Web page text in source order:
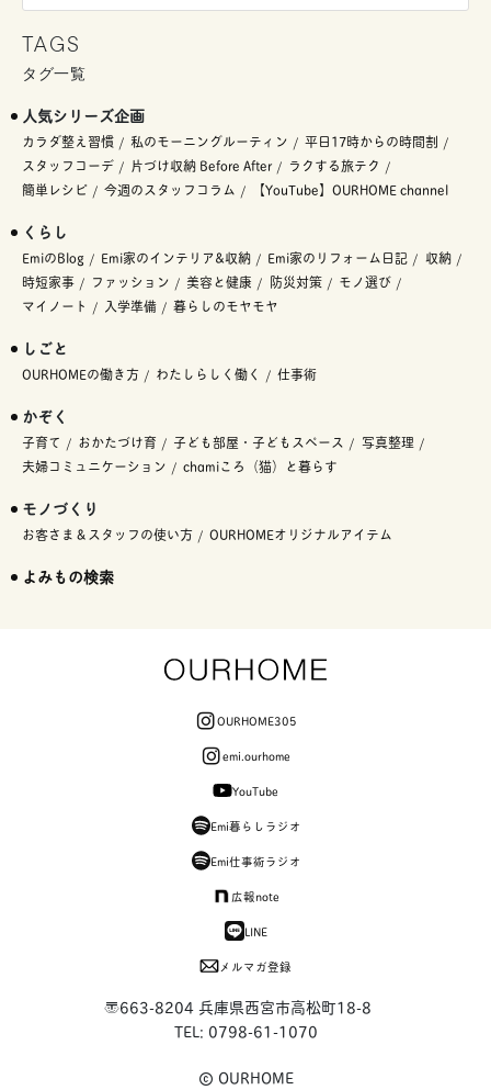
TAGS
タグ一覧
人気シリーズ企画
カラダ整え習慣 私のモーニングルーティン
平日17時からの時間割
スタッフコーデ
片づけ収納 Before After
ラクする旅テク
簡単レシピ
今週のスタッフコラム 【YouTube】OURHOME channel
くらし
EmiのBlog Emi家のインテリア&収納 Emi家のリフォーム日記
収納
時短家事
ファッション 美容と健康 防災対策
モノ選び
マイノート
入学準備 暮らしのモヤモヤ
しごと
OURHOMEの働き方 わたしらしく働く 仕事術
かぞく
子育て おかたづけ育 子ども部屋・子どもスペース
写真整理
夫婦コミュニケーション
chamiころ（猫）と暮らす
モノづくり
お客さま＆スタッフの使い方 OURHOMEオリジナルアイテム
よみもの検索
OURHOME305
emi.ourhome
YouTube
Emi暮らしラジオ
Emi仕事術ラジオ
広報note
LINE
メルマガ登録
〒663-8204 兵庫県西宮市高松町18-8
TEL: 0798-61-1070
OURHOME